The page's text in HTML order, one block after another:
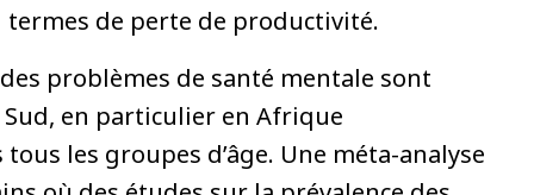
de perte de productivité.
problèmes de santé mentale sont
en particulier en Afrique
les groupes d’âge. Une méta-analyse